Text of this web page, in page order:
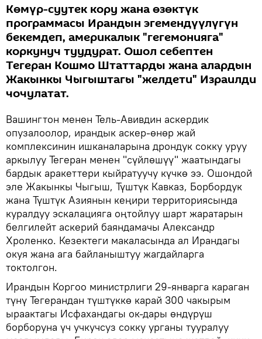
Көмүр-суутек кору жана өзөктүк
программасы Ирандын эгемендүүлүгүн
бекемдеп, америкалык "гегемонияга"
коркунуч туудурат. Ошол себептен
Тегеран Кошмо Штаттарды жана алардын
Жакынкы Чыгыштагы "желдети" Израилди
чочулатат.
Вашингтон менен Тель-Авивдин аскердик
опузалоолор, ирандык аскер-өнөр жай
комплексинин ишканаларына дрондук сокку уруу
аркылуу Тегеран менен "сүйлөшүү" жаатындагы
бардык аракеттери кыйратуучу күчкө ээ. Ошондой
эле Жакынкы Чыгыш, Түштүк Кавказ, Борбордук
жана Түштүк Азиянын кеңири территориясында
куралдуу эскалацияга оңтойлуу шарт жаратарын
белгилейт аскерий баяндамачы Александр
Хроленко. Кезектеги макаласында ал Ирандагы
окуя жана ага байланыштуу жагдайларга
токтолгон.
Ирандын Коргоо министрлиги 29-январга караган
түнү Тегерандан түштүккө карай 300 чакырым
ыраактагы Исфахандагы ок-дары өндүрүш
борборуна үч учкучсуз сокку урганы тууралуу